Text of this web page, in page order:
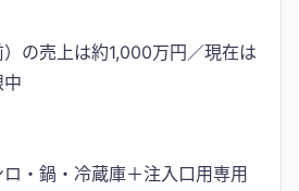
の売上は約1,000万円／現在は
・鍋・冷蔵庫＋注入口用専用